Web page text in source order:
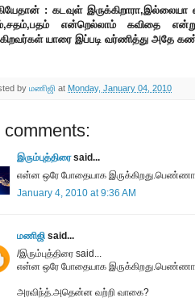
: கடவுள்
என்றெல்லாம் கவிதை
யாரை இப்படி வர்ணித்து அதே
by மணிஜி at Monday, January 04, 2010
comments:
இரும்புத்திரைsaid...
என்ன ஒரே போதையாக
January 4, 2010 at 9:36 AM
மணிஜி said...
/இரும்புத்திரை said...
என்ன ஒரே போதையாக
அரவிந்த்.அதென்ன வற்றி வாகை?